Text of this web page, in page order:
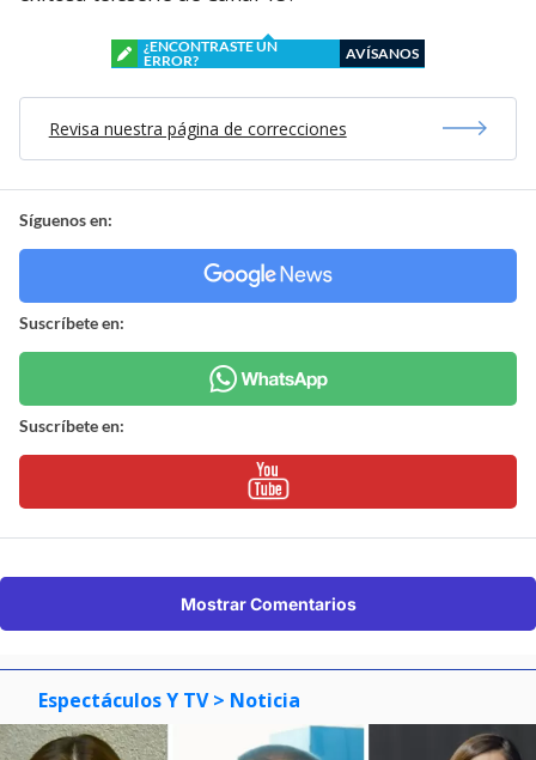
¿ENCONTRASTE UN
ERROR?
AVÍSANOS
Revisa nuestra página de correcciones
Síguenos en:
Suscríbete en:
Suscríbete en:
Mostrar Comentarios
Espectáculos Y TV > Noticia